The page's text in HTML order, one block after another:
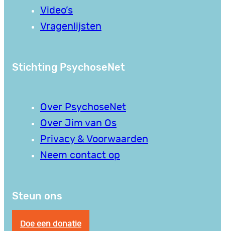
Video’s
Vragenlijsten
Stichting PsychoseNet
Over PsychoseNet
Over Jim van Os
Privacy & Voorwaarden
Neem contact op
Steun ons
Doe een donatie